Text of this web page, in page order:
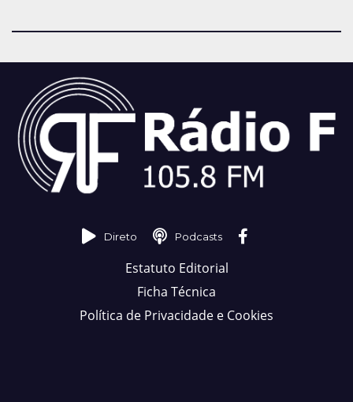
Direto Podcasts
Estatuto Editorial
Ficha Técnica
Política de Privacidade e Cookies